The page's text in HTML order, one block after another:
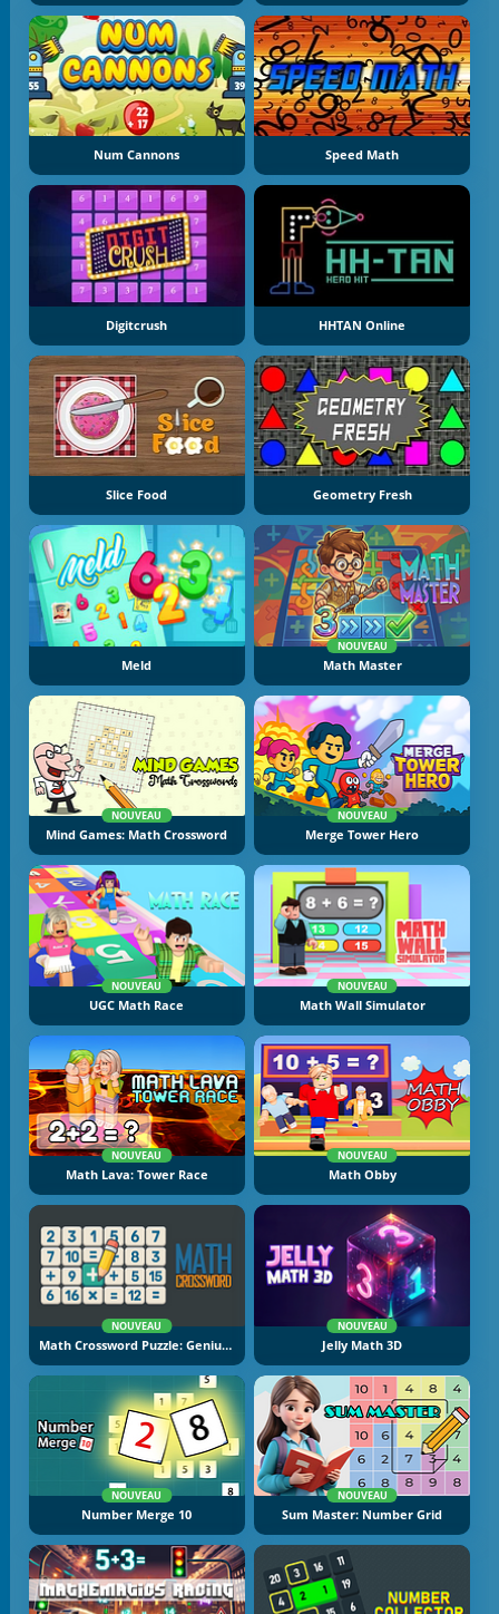
Num Cannons Speed Math
Digitcrush HHTAN Online
Slice Food Geometry Fresh
Meld
NOUVEAU
Math Master
NOUVEAU
Mind Games: Math Crossword
NOUVEAU
Merge Tower Hero
NOUVEAU
UGC Math Race
NOUVEAU
Math Wall Simulator
NOUVEAU
Math Lava: Tower Race
NOUVEAU
Math Obby
NOUVEAU
Math Crossword Puzzle: Genius Edition
NOUVEAU
Jelly Math 3D
NOUVEAU
Number Merge 10
NOUVEAU
Sum Master: Number Grid